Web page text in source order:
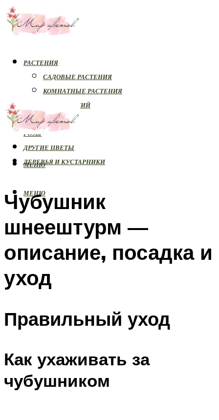
РАСТЕНИЯ
САДОВЫЕ РАСТЕНИЯ
КОМНАТНЫЕ РАСТЕНИЯ
БОЛЕЗНИ РАСТЕНИЙ
ОРХИДЕИ
РОЗЫ
ДРУГИЕ ЦВЕТЫ
ДЕРЕВЬЯ И КУСТАРНИКИ
МЕНЮ
МЕНЮ
Чубушник
шнеештурм —
описание, посадка и
уход
Правильный уход
Как ухаживать за
чубушником